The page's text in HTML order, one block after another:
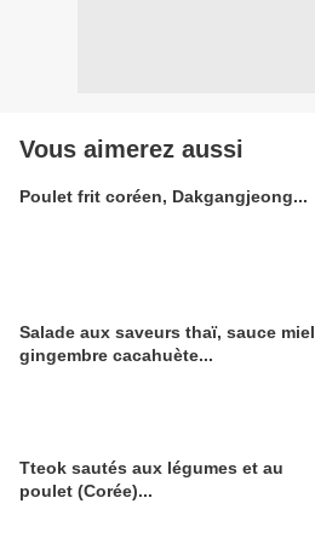
Vous aimerez aussi
Poulet frit coréen, Dakgangjeong...
Salade aux saveurs thaï, sauce miel
gingembre cacahuète...
Tteok sautés aux légumes et au
poulet (Corée)...